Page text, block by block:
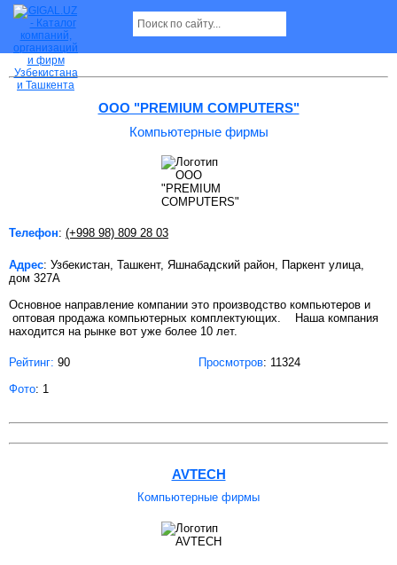
Компьютерные фирмы в Ташкенте
OOO "PREMIUM COMPUTERS"
Компьютерные фирмы
Телефон: (+998 98) 809 28 03
Адрес: Узбекистан, Ташкент, Яшнабадский район, Паркент улица,
дом 327А
Основное направление компании это производство компьютеров и
оптовая продажа компьютерных комплектующих. Наша компания
находится на рынке вот уже более 10 лет.
Рейтинг: 90 Просмотров: 11324
Фото: 1
AVTECH
Компьютерные фирмы